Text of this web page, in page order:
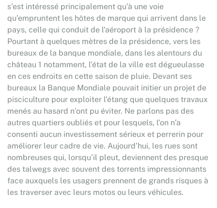
s’est intéressé principalement qu’à une voie
qu’empruntent les hôtes de marque qui arrivent dans le
pays, celle qui conduit de l’aéroport à la présidence ?
Pourtant à quelques mètres de la présidence, vers les
bureaux de la banque mondiale, dans les alentours du
château 1 notamment, l’état de la ville est dégueulasse
en ces endroits en cette saison de pluie. Devant ses
bureaux la Banque Mondiale pouvait initier un projet de
pisciculture pour exploiter l’étang que quelques travaux
menés au hasard n’ont pu éviter. Ne parlons pas des
autres quartiers oubliés et pour lesquels, l’on n’a
consenti aucun investissement sérieux et perrerin pour
améliorer leur cadre de vie. Aujourd’hui, les rues sont
nombreuses qui, lorsqu’il pleut, deviennent des presque
des talwegs avec souvent des torrents impressionnants
face auxquels les usagers prennent de grands risques à
les traverser avec leurs motos ou leurs véhicules.